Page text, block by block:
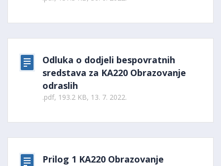
Odluka o dodjeli bespovratnih
sredstava za KA220 Obrazovanje
odraslih
.pdf, 193.2 KB, 13. 7. 2022.
Prilog 1 KA220 Obrazovanje